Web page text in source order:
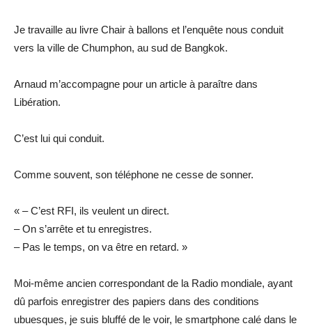
Je travaille au livre Chair à ballons et l’enquête nous conduit
vers la ville de Chumphon, au sud de Bangkok.
Arnaud m’accompagne pour un article à paraître dans
Libération.
C’est lui qui conduit.
Comme souvent, son téléphone ne cesse de sonner.
« – C’est RFI, ils veulent un direct.
– On s’arrête et tu enregistres.
– Pas le temps, on va être en retard. »
Moi-même ancien correspondant de la Radio mondiale, ayant
dû parfois enregistrer des papiers dans des conditions
ubuesques, je suis bluffé de le voir, le smartphone calé dans le